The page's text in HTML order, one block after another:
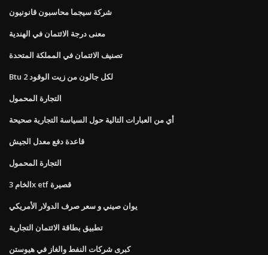
شركة سيجما محاسبون قانونيون
معنى درجة الائتمان في الهندية
تصنيف الائتمان في المملكة المتحدة
Btu لكل جالون من زيت الوقود 2
التجارة المحمول
أي من العبارات التالية حول السياسة التجارية صحيحة
قاعدة دفع معدل الجيش
التجارة المحمول
الخام 3x etf قصيرة
يوان صيني و سعر صرف الدولار الأمريكي
تطبيق بطاقة الائتمان التجارية
كبرى شركات النفط والغاز في هيوستن